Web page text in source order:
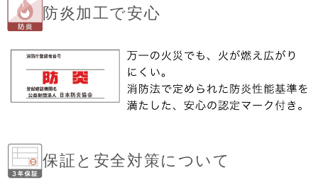
防炎加工で安心
保証と安全対策について